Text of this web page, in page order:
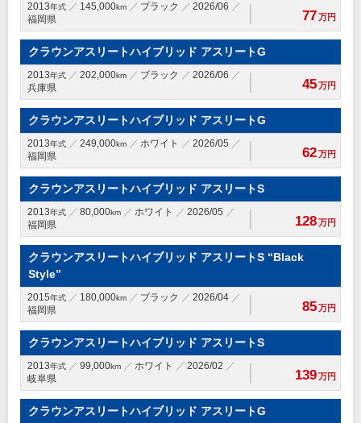
2013年式 145,000km ブラック
2026/06
福岡県
77万円
クラウンアスリートハイブリッド アスリートG
2013年式 202,000km ブラック
2026/06
兵庫県
45万円
クラウンアスリートハイブリッド アスリートG
2013年式 249,000km ホワイト
2026/05
福岡県
62万円
クラウンアスリートハイブリッド アスリートS
2013年式 80,000km ホワイト
2026/05
福岡県
128万円
クラウンアスリートハイブリッド アスリートS “Black
Style”
2015年式 180,000km ブラック
2026/04
福岡県
85万円
クラウンアスリートハイブリッド アスリートS
2013年式 99,000km ホワイト
2026/02
岐阜県
139万円
クラウンアスリートハイブリッド アスリートG